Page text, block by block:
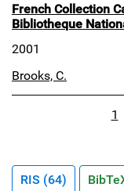
French Collection
Bibliotheque
2001
Brooks, C.
1
RIS (64)